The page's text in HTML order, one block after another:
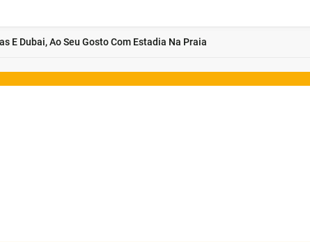
E Dubai, Ao Seu Gosto Com Estadia Na Praia